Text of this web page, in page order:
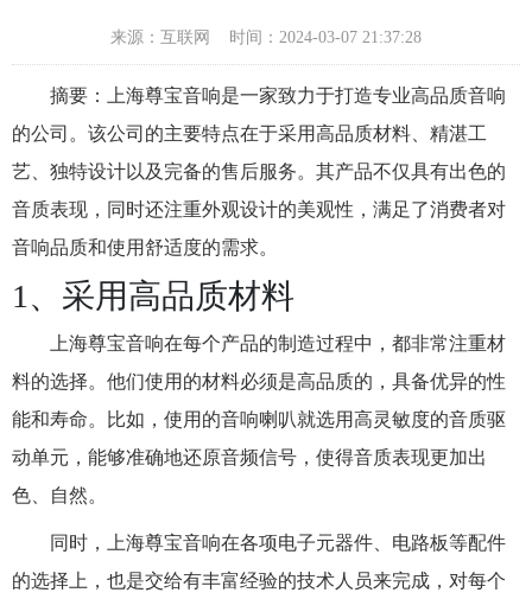
来源：互联网 时间：2024-03-07 21:37:28
摘要：上海尊宝音响是一家致力于打造专业高品质音响
的公司。该公司的主要特点在于采用高品质材料、精湛工
艺、独特设计以及完备的售后服务。其产品不仅具有出色的
音质表现，同时还注重外观设计的美观性，满足了消费者对
音响品质和使用舒适度的需求。
1、采用高品质材料
上海尊宝音响在每个产品的制造过程中，都非常注重材
料的选择。他们使用的材料必须是高品质的，具备优异的性
能和寿命。比如，使用的音响喇叭就选用高灵敏度的音质驱
动单元，能够准确地还原音频信号，使得音质表现更加出
色、自然。
同时，上海尊宝音响在各项电子元器件、电路板等配件
的选择上，也是交给有丰富经验的技术人员来完成，对每个